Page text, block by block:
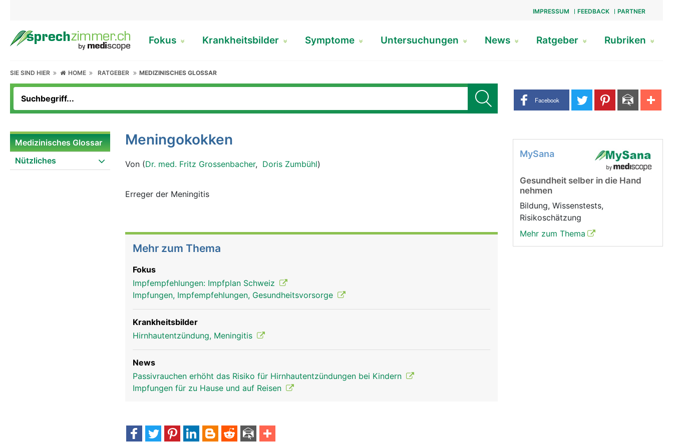
IMPRESSUM FEEDBACK PARTNER
Fokus Krankheitsbilder Symptome Untersuchungen News Ratgeber Rubriken
SIE SIND HIER HOME RATGEBER MEDIZINISCHES GLOSSAR
Share buttons
Facebook
Medizinisches Glossar
Nützliches
Meningokokken
Von (Dr. med. Fritz Grossenbacher, Doris Zumbühl)
Erreger der Meningitis
Mehr zum Thema
Fokus
Impfempfehlungen: Impfplan Schweiz
Impfungen, Impfempfehlungen, Gesundheitsvorsorge
Krankheitsbilder
Hirnhautentzündung, Meningitis
News
Passivrauchen erhöht das Risiko für Hirnhautentzündungen bei Kindern
Impfungen für zu Hause und auf Reisen
MySana
Gesundheit selber in die Hand
nehmen
Bildung, Wissenstests,
Risikoschätzung
Mehr zum Thema